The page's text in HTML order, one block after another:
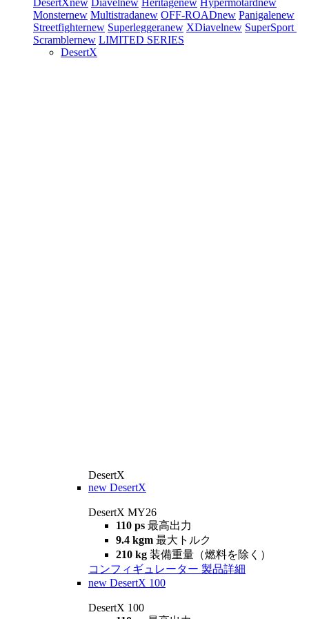
DesertXnew Diavelnew Heritagenew Hypermotardnew
Monsternew Multistradanew OFF-ROADnew Panigalenew
Streetfighternew Superleggeranew XDiavelnew SuperSport
Scramblernew LIMITED SERIES
DesertX
DesertX
new DesertX
DesertX MY26
110 ps 最高出力
9.4 kgm 最大トルク
210 kg 装備重量（燃料を除く）
コンフィギュレーター 製品詳細
new DesertX 100
DesertX 100